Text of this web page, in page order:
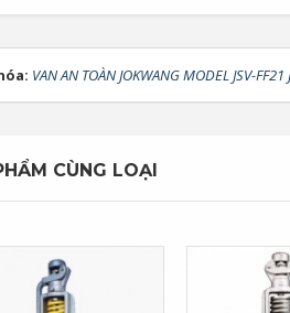
VAN AN TOÀN JOKWANG MODEL JSV-FF21
CÙNG LOẠI